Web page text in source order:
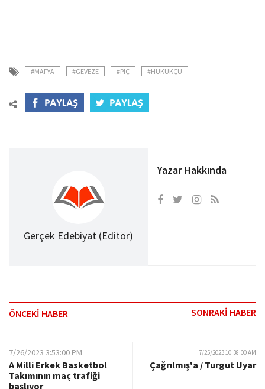
#MAFYA #GEVEZE #PIÇ #HUKUKÇU
Gerçek Edebiyat (Editör)
Yazar Hakkında
ÖNCEKİ HABER SONRAKİ HABER
7/26/2023 3:53:00 PM
A Milli Erkek Basketbol
Takımının maç trafiği
başlıyor
7/25/2023 10:38:00 AM
Çağrılmış'a / Turgut Uyar